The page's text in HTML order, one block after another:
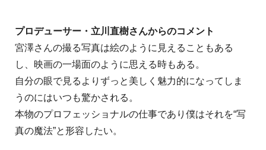
プロデューサー・立川直樹さんからのコメント
宮澤さんの撮る写真は絵のように見えることもある
し、映画の一場面のように思える時もある。
自分の眼で見るよりずっと美しく魅力的になってしま
うのにはいつも驚かされる。
本物のプロフェッショナルの仕事であり僕はそれを“写
真の魔法”と形容したい。